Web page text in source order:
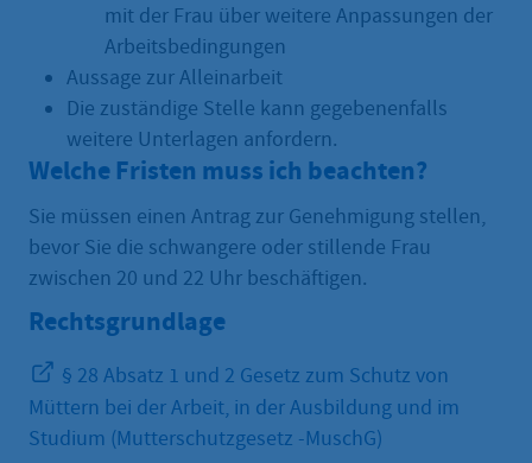
mit der Frau über weitere Anpassungen der
Arbeitsbedingungen
Aussage zur Alleinarbeit
Die zuständige Stelle kann gegebenenfalls
weitere Unterlagen anfordern.
Welche Fristen muss ich beachten?
Sie müssen einen Antrag zur Genehmigung stellen,
bevor Sie die schwangere oder stillende Frau
zwischen 20 und 22 Uhr beschäftigen.
Rechtsgrundlage
§ 28 Absatz 1 und 2 Gesetz zum Schutz von
Müttern bei der Arbeit, in der Ausbildung und im
Studium (Mutterschutzgesetz -MuschG)